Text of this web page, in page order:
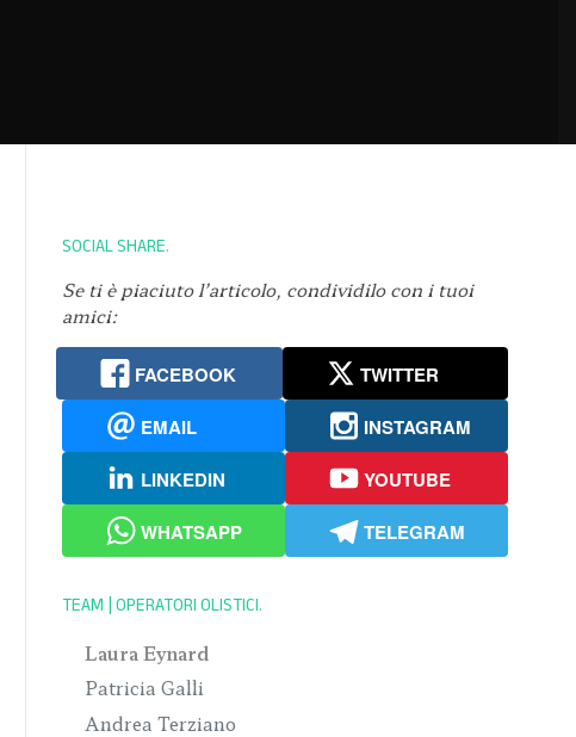
SOCIAL SHARE
Se ti è piaciuto l’articolo, condividilo con i tuoi
amici:
FACEBOOK
TWITTER
EMAIL
INSTAGRAM
LINKEDIN
YOUTUBE
WHATSAPP
TELEGRAM
TEAM | OPERATORI OLISTICI
Laura Eynard
Patricia Galli
Andrea Terziano